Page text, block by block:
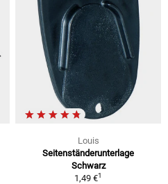
Louis
Seitenständerunterlage
Schwarz
1,49 €1